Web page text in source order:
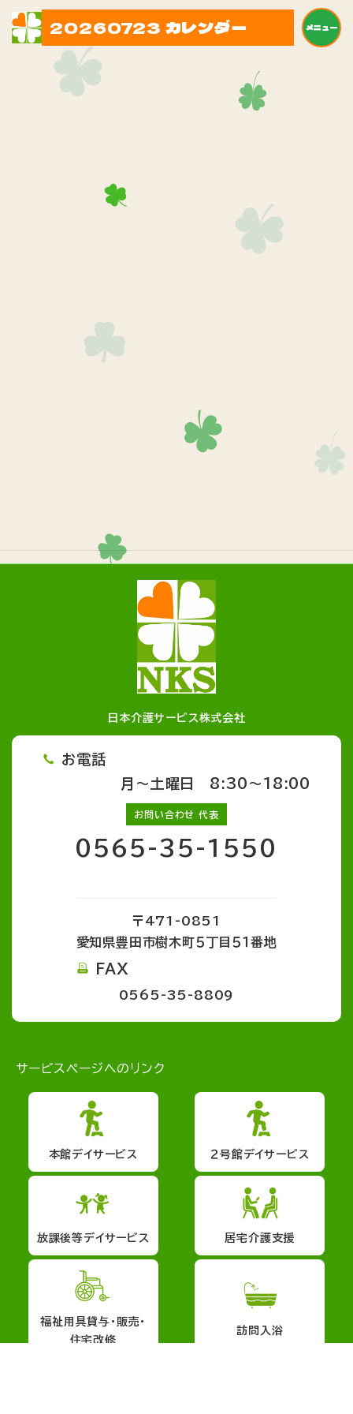
20260723 カレンダー メニュー
日本介護サービス株式会社
お電話
月～土曜日 8:30～18:00
お問い合わせ 代表
0565-35-1550
〒471-0851
愛知県豊田市樹木町５丁目５１番地
FAX
0565-35-8809
サービスページへのリンク
本館デイサービス ２号館デイサービス
放課後等デイサービス 居宅介護支援
福祉用具貸与・販売・
住宅改修
訪問入浴